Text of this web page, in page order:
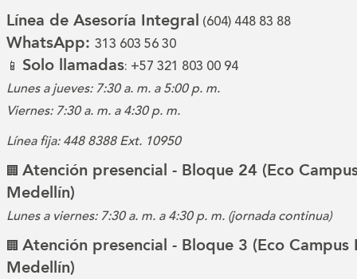
Línea de Asesoría Integral (604) 448 83 88
WhatsApp: 313 603 56 30
📱 Solo llamadas: +57 321 803 00 94
Lunes a jueves: 7:30 a. m. a 5:00 p. m.
Viernes: 7:30 a. m. a 4:30 p. m.
Línea fija: 448 8388 Ext. 10950
🏢 Atención presencial - Bloque 24 (Eco
Medellín)
Lunes a viernes: 7:30 a. m. a 4:30 p. m. (jornada continua)
🏢 Atención presencial - Bloque 3 (Eco Campus
Medellín)